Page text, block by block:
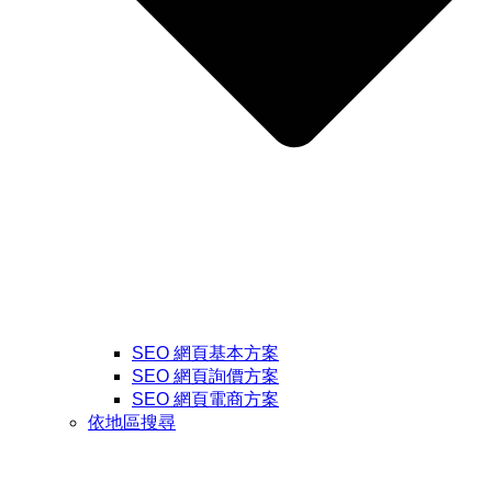
SEO 網頁基本方案
SEO 網頁詢價方案
SEO 網頁電商方案
依地區搜尋